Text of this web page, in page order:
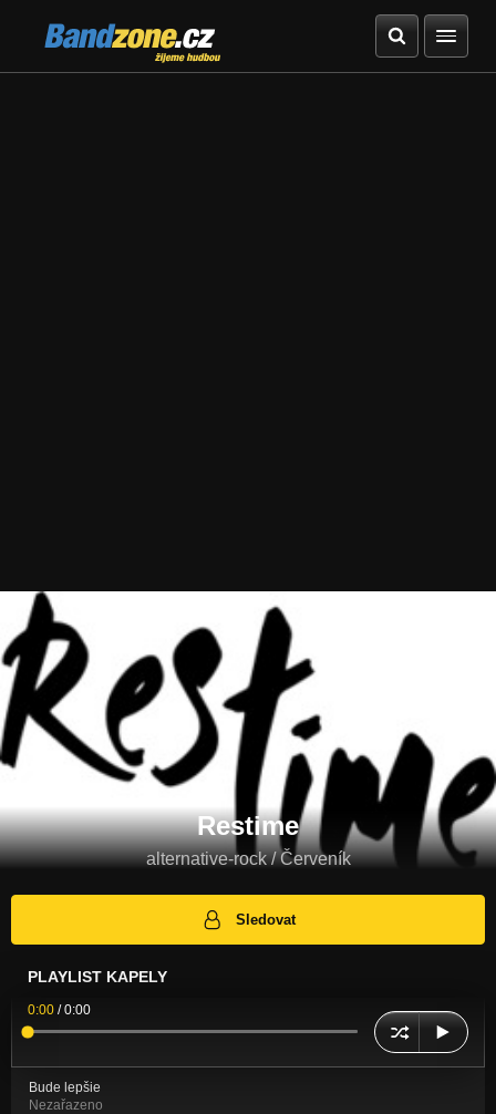
Bandzone.cz
žijeme hudbou
Restime
alternative-rock / Červeník
Sledovat
PLAYLIST KAPELY
0:00 /0:00
Bude lepšie
Nezařazeno